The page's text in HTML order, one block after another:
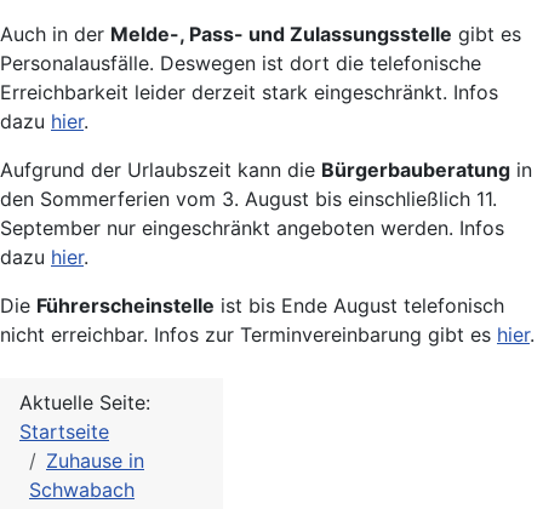
Auch in der Melde-, Pass- und Zulassungsstelle gibt es
Personalausfälle. Deswegen ist dort die telefonische
Erreichbarkeit leider derzeit stark eingeschränkt. Infos
dazu hier.
Aufgrund der Urlaubszeit kann die Bürgerbauberatung in
den Sommerferien vom 3. August bis einschließlich 11.
September nur eingeschränkt angeboten werden. Infos
dazu hier.
Die Führerscheinstelle ist bis Ende August telefonisch
nicht erreichbar. Infos zur Terminvereinbarung gibt es hier.
Aktuelle Seite:
Startseite
Zuhause in
Schwabach